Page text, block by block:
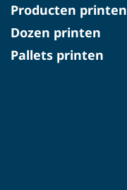
Producten printen
Dozen printen
Pallets printen